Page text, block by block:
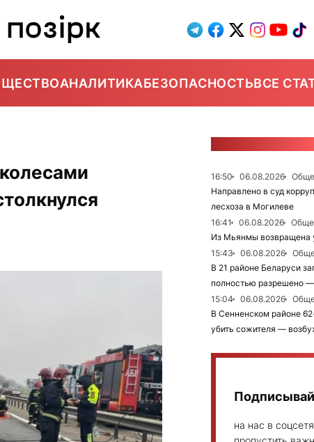
АНАЛИТИКАБЕЗОПАСНОСТЬВСЕ
16:50 06.08.2026
Направлено в суд
лесхоза в Могилеве
16:41
06.08.2026
Из Мьянмы возвращена
15:43
06.08.2026
В 21 районе Беларуси
полностью разрешено
15:04
06.08.2026
В Сенненском районе
убить сожителя —
на нас в